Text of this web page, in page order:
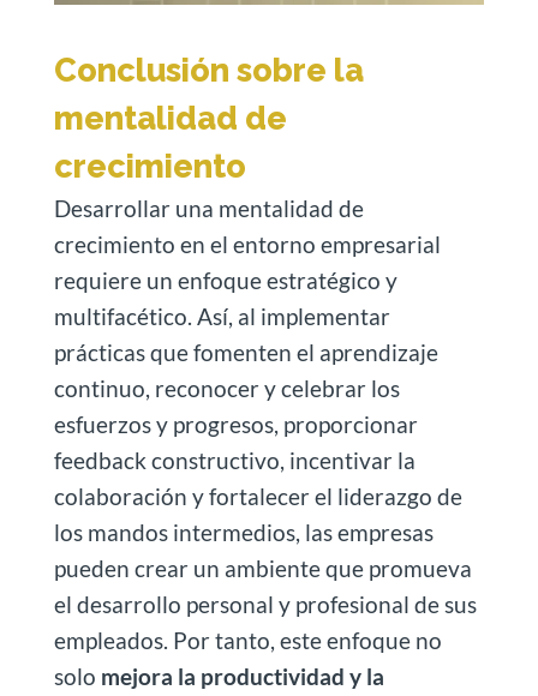
Conclusión sobre la
mentalidad de
crecimiento
Desarrollar una mentalidad de
crecimiento en el entorno empresarial
requiere un enfoque estratégico y
multifacético. Así, al implementar
prácticas que fomenten el aprendizaje
continuo, reconocer y celebrar los
esfuerzos y progresos, proporcionar
feedback constructivo, incentivar la
colaboración y fortalecer el liderazgo de
los mandos intermedios, las empresas
pueden crear un ambiente que promueva
el desarrollo personal y profesional de sus
empleados. Por tanto, este enfoque no
solo mejora la productividad y la